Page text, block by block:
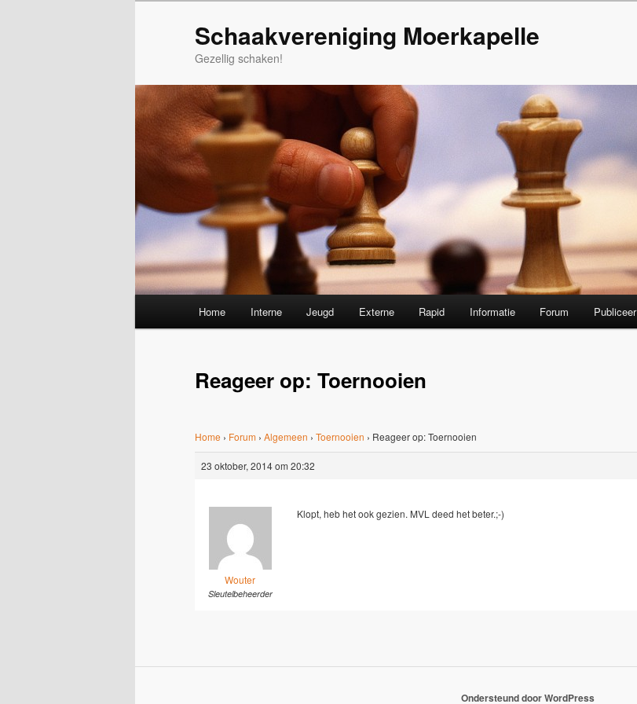
Schaakvereniging Moerkapelle
Gezellig schaken!
Home Interne Jeugd Externe Rapid Informatie Forum Publiceer
Reageer op: Toernooien
Home › Forum › Algemeen › Toernooien › Reageer op: Toernooien
23 oktober, 2014 om 20:32
Wouter
Sleutelbeheerder
Klopt, heb het ook gezien. MVL deed het beter.;-)
Ondersteund door WordPress